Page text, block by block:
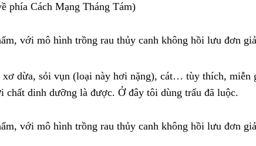
phía Cách Mạng Tháng Tám)
dừa, sỏi vụn (loại này hơi nặng), cát… tùy thích, miễn
dinh dưỡng là được. Ở đây tôi dùng trấu đã luộc.